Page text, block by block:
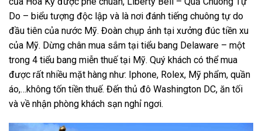
Do – biểu tượng độc lập và là nơi đánh tiếng chuông tự do
đầu tiên của nước Mỹ. Đoàn chụp ảnh tại xưởng đúc tiền xu
của Mỹ. Dừng chân mua sắm tại tiểu bang Delaware – một
trong 4 tiểu bang miễn thuế tại Mỹ. Quý khách có thể mua
được rất nhiều mặt hàng như: Iphone, Rolex, Mỹ phẩm, quần
áo,…không tốn tiền thuế. Đến thủ đô Washington DC, ăn tối
và về nhận phòng khách sạn nghỉ ngơi.